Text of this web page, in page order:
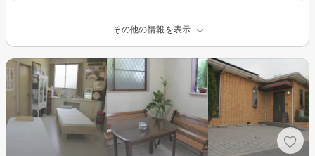
その他の情報を表示